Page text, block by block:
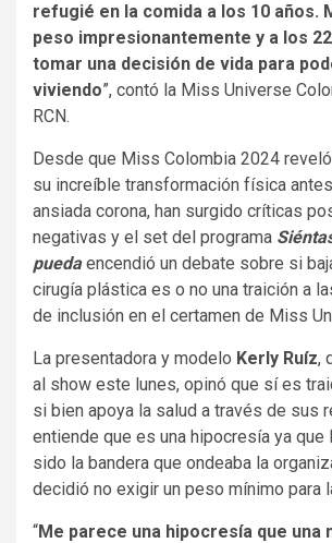
refugié en la comida a los 10 años.
peso impresionantemente y a los
tomar una decisión de vida para
viviendo”, contó la Miss Universe
RCN.
Desde que Miss Colombia 2024
su increíble transformación física
ansiada corona, han surgido críticas
negativas y el set del programa
puedaencendió un debate sobre si
cirugía plástica es o no una traición a
de inclusión en el certamen de Miss
La presentadora y modelo Kerly Ruíz,
al show este lunes, opinó que sí es
si bien apoya la salud a través de sus
entiende que es una hipocresía ya que
sido la bandera que ondeaba la
decidió no exigir un peso mínimo para
“Me parece una hipocresía que una